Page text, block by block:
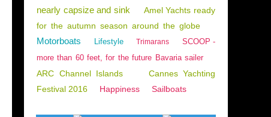
nearly capsize and sink
Amel Yachts ready
for the autumn season around the globe
Motorboats Lifestyle Trimarans
SCOOP -
more than 60 feet, for the future Bavaria sailer
ARC Channel Islands
Cannes Yachting
Festival 2016
Happiness Sailboats